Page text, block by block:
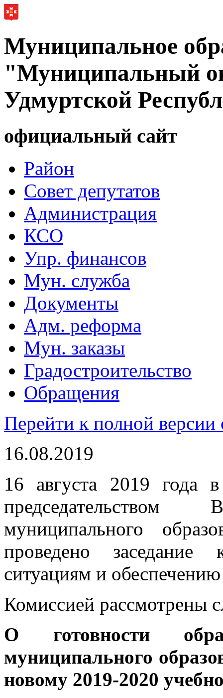
Муниципальное
"Муниципальный
Удмуртской
официальный сайт
Район
Совет депутатов
Администрация
КСО
Упр. финансов
Мун. служба
Документы
Адм. реформа
Мун. заказы
Градостроительство
Обращения
Перейти к полной версии
16.08.2019
16 августа 2019 года
муниципального
проведено
ситуациям и
Комиссией рассмотрены
О готовности
муниципального
новому 2019-2020